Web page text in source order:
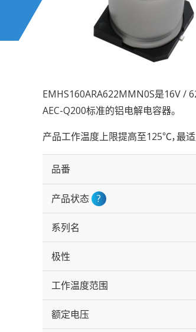
EMHS160ARA622MMN0S是16V /
AEC-Q200标准的铝电解电容器。
产品工作温度上限提高至125℃，最适
品番
产品状态 ?
系列名
极性
工作温度范围
额定电压